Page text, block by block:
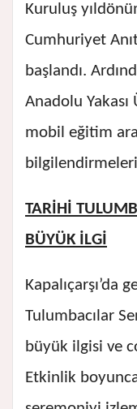
Kuruluş
Cumhuriyet
başlandı.
Anadolu
mobil eğitim
bilgilendirmeleri
TARİHİ
BÜYÜK İLGİ
Kapalıçarşı’da
Tulumbacılar
büyük ilgisi ve
Etkinlik